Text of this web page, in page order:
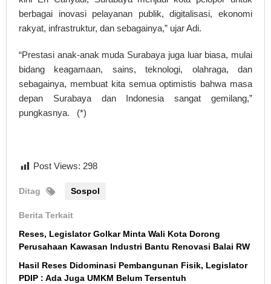
berbagai inovasi pelayanan publik, digitalisasi, ekonomi
rakyat, infrastruktur, dan sebagainya,” ujar Adi.
“Prestasi anak-anak muda Surabaya juga luar biasa, mulai
bidang keagamaan, sains, teknologi, olahraga, dan
sebagainya, membuat kita semua optimistis bahwa masa
depan Surabaya dan Indonesia sangat gemilang,”
pungkasnya. (*)
Post Views: 298
Ditag Sospol
Berita Terkait
Reses, Legislator Golkar Minta Wali Kota Dorong
Perusahaan Kawasan Industri Bantu Renovasi Balai RW
Hasil Reses Didominasi Pembangunan Fisik, Legislator
PDIP : Ada Juga UMKM Belum Tersentuh